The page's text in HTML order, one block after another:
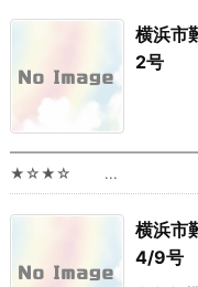
横浜市
2号
★☆★☆ ...
横浜市
4/9号